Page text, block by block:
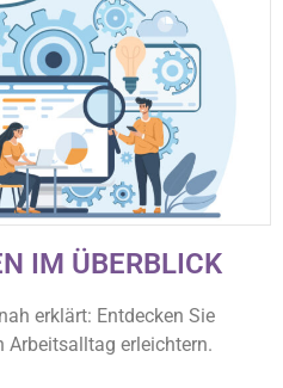
IM ÜBERBLICK
erklärt: Entdecken Sie
Arbeitsalltag erleichtern.